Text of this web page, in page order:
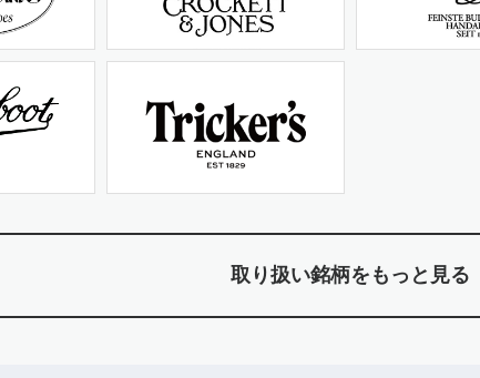
取り扱い銘柄をもっと見る